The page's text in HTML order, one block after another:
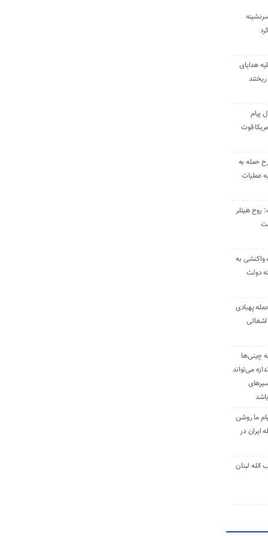
هدایای
پیام
قوت
حمله به
عملیات
روح هیتلر
واکنشی به
دولت
پهبادی
چینی‌ها
می‌تواند
ما روشن
ایران در
لبنان